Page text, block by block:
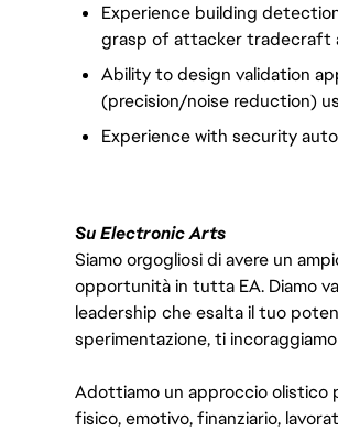
Experience building
grasp of attacker tradecraft
Ability to design validation
(precision/noise reduction)
Experience with security
Su Electronic Arts
Siamo orgogliosi di avere un
opportunità in tutta EA. Diamo
leadership che esalta il tuo
sperimentazione, ti
Adottiamo un approccio olistico
fisico, emotivo, finanziario,